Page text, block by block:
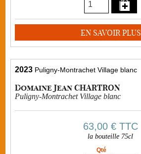
EN SAVOIR PLUS
2023 Puligny-Montrachet Village blanc
Domaine Jean CHARTRON
Puligny-Montrachet Village blanc
63,00 €TTC
la bouteille 75cl
Qté